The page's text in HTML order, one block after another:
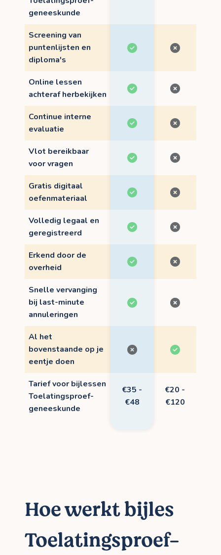
geneeskunde
Screening van
puntenlijsten en
diploma's
Online lessen
achteraf herbekijken
Continue interne
evaluatie
Vlot bereikbaar
voor vragen
Gratis digitaal
oefenmateriaal
Volledig legaal en
geregistreerd
Erkend door de
overheid
Snelle vervanging
bij last-minute
annuleringen
Al het
bovenstaande op je
eentje doen
Tarief voor bijlessen
Toelatingsproef-
geneeskunde
€35 -
€48
€20 -
€120
Hoe werkt bijles
Toelatingsproef-